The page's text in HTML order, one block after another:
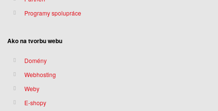
Programy spolupráce
Ako na tvorbu webu
Domény
Webhosting
Weby
E-shopy